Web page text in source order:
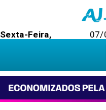
Sexta-Feira, 07/